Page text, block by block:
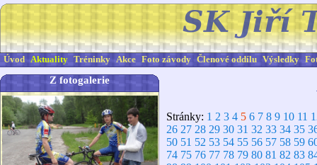
Úvod Aktuality Tréninky Akce Foto závody Členové oddílu Výsledky
Z fotogalerie
Stránky: 1 2 3 4 5 6 7 8 9 10 11
26 27 28 29 30 31 32 33 34 35
50 51 52 53 54 55 56 57 58 59
74 75 76 77 78 79 80 81 82 83